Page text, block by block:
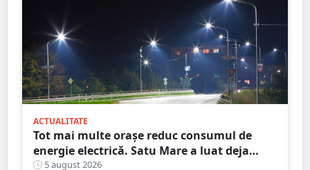
ACTUALITATE
Tot mai multe orașe reduc consumul de
energie electrică. Satu Mare a luat deja
măsuri. Cu ce soluții au venit ceilalți
5 august 2026